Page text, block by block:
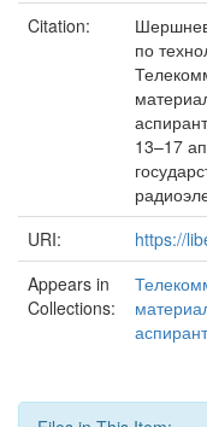
Citation:
по
13–17
URI:
https://
Appears in
Collections: